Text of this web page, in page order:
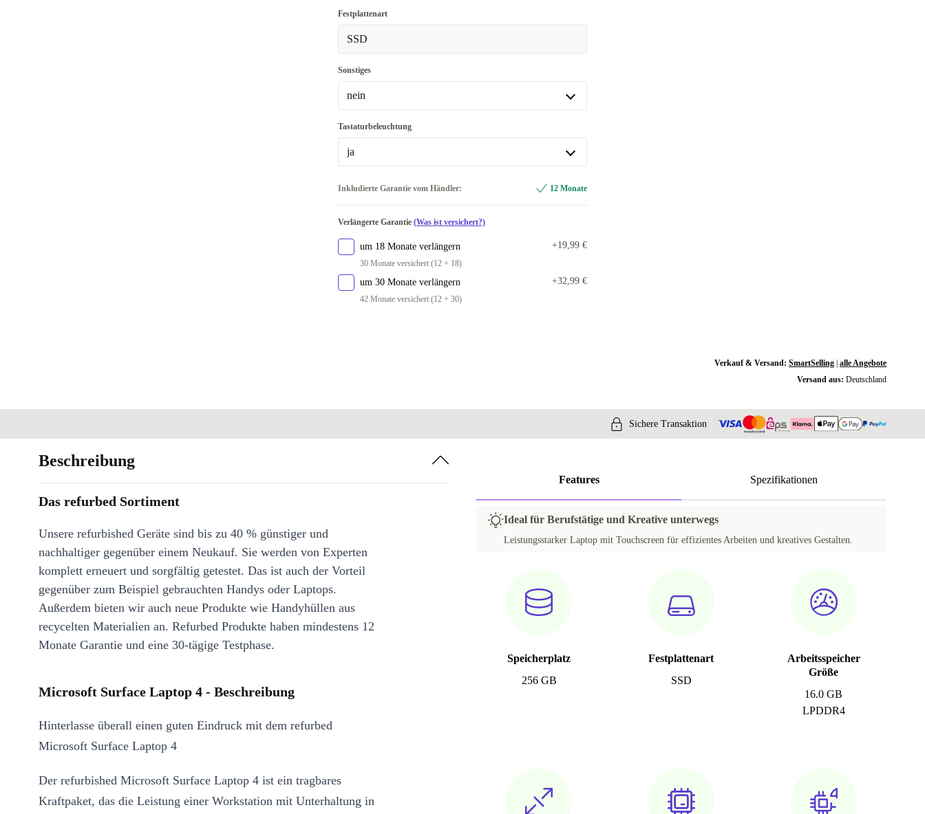
BE (AZERTY)
NL (QWERTY)
SI (QWERTZ) +212,50 €
SK (QWERTZ) +212,50 €
ES (QWERTY) +212,50 €
Festplattenart
SSD
Sonstiges
nein
nein
Surface Dock -28,00 €
kompatibler Stylus +5,00 €
kompatibler Stylus, Surface Dock
Tastaturbeleuchtung
ja
nein
Inkludierte Garantie vom Händler: 12 Monate
Verlängerte Garantie (Was ist versichert?)
um 18 Monate verlängern
30 Monate versichert (12 + 18)
+19,99 €
um 30 Monate verlängern
42 Monate versichert (12 + 30)
+32,99 €
Verkauf & Versand: SmartSelling| alle Angebote
Versand aus: Deutschland
Sichere Transaktion
Features Spezifikationen
Ideal für Berufstätige und Kreative unterwegs
Leistungsstarker Laptop mit Touchscreen für effizientes Arbeiten und kreatives Gestalten.
Speicherplatz
256 GB
Festplattenart
SSD
Arbeitsspeicher
Größe
16.0 GB
LPDDR4
Beschreibung
Das refurbed Sortiment
Unsere refurbished Geräte sind bis zu 40 % günstiger und
nachhaltiger gegenüber einem Neukauf. Sie werden von Experten
komplett erneuert und sorgfältig getestet. Das ist auch der Vorteil
gegenüber zum Beispiel gebrauchten Handys oder Laptops.
Außerdem bieten wir auch neue Produkte wie Handyhüllen aus
recycelten Materialien an. Refurbed Produkte haben mindestens 12
Monate Garantie und eine 30-tägige Testphase.
Microsoft Surface Laptop 4 - Beschreibung
Hinterlasse überall einen guten Eindruck mit dem refurbed
Microsoft Surface Laptop 4
Der refurbished Microsoft Surface Laptop 4 ist ein tragbares
Kraftpaket, das die Leistung einer Workstation mit Unterhaltung in